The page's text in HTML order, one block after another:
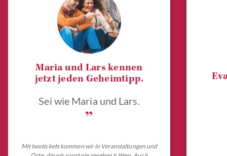
Maria und Lars kennen
jetzt jeden Geheimtipp.
Sei wie Maria und Lars.
„
Mit twotickets kommen wir in Veranstaltungen und